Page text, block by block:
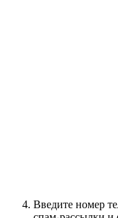
Введите номер